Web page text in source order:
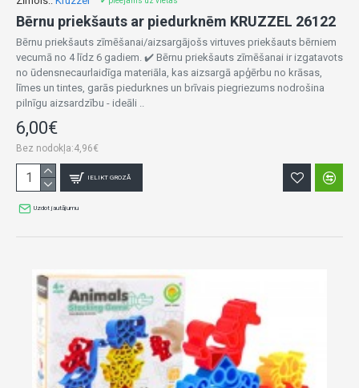
Bērnu priekšauts ar piedurknēm KRUZZEL 26122
Bērnu priekšauts zīmēšanai/aizsargājošs virtuves priekšauts bērniem
vecumā no 4 līdz 6 gadiem. ✔️ Bērnu priekšauts zīmēšanai ir izgatavots
no ūdensnecaurlaidīga materiāla, kas aizsargā apģērbu no krāsas,
līmes un tintes, garās piedurknes un brīvais piegriezums nodrošina
pilnīgu aizsardzību - ideāli ..
6,00€
Bez nodokļa:4,96€
IELIKT GROZĀ
Uzdot jautājumu